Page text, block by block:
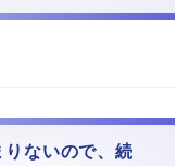
ないので、続